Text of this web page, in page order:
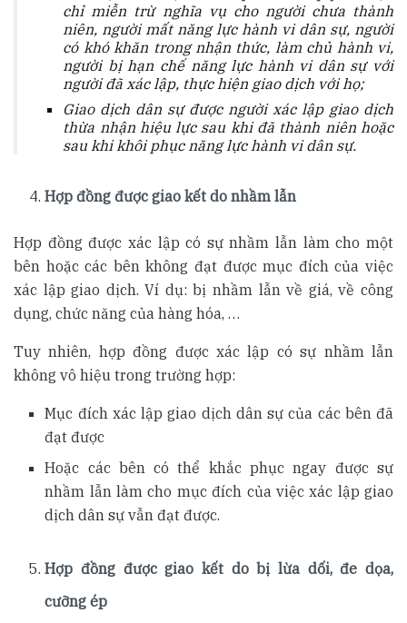
chỉ miễn trừ nghĩa vụ cho người chưa thành
niên, người mất năng lực hành vi dân sự, người
có khó khăn trong nhận thức, làm chủ hành vi,
người bị hạn chế năng lực hành vi dân sự với
người đã xác lập, thực hiện giao dịch với họ;
Giao dịch dân sự được người xác lập giao dịch
thừa nhận hiệu lực sau khi đã thành niên hoặc
sau khi khôi phục năng lực hành vi dân sự.
Hợp đồng được giao kết do nhầm lẫn
Hợp đồng được xác lập có sự nhầm lẫn làm cho một
bên hoặc các bên không đạt được mục đích của việc
xác lập giao dịch. Ví dụ: bị nhầm lẫn về giá, về công
dụng, chức năng của hàng hóa, …
Tuy nhiên, hợp đồng được xác lập có sự nhầm lẫn
không vô hiệu trong trường hợp:
Mục đích xác lập giao dịch dân sự của các bên đã
đạt được
Hoặc các bên có thể khắc phục ngay được sự
nhầm lẫn làm cho mục đích của việc xác lập giao
dịch dân sự vẫn đạt được.
Hợp đồng được giao kết do bị lừa dối, đe dọa,
cưỡng ép